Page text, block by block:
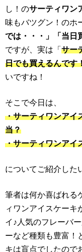
し！のサーティワン
味もバツグン！のホ
では・・・」「当日
ですが、実は「 サー
日でも買えるんです
いですね！
そこで今日は、
・サーティワンアイ
当？
・サーティワンアイ
についてご紹介した
筆者は何か喜ばれる
ィワンアイスケーキ
イ♪人気のフレーバ
ーなど種類も豊富！
キは盲点でしたので